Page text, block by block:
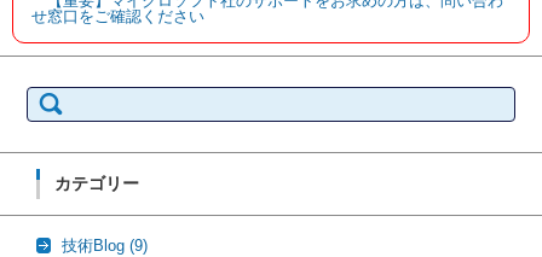
せ窓口をご確認ください
索:
カテゴリー
技術Blog (9)